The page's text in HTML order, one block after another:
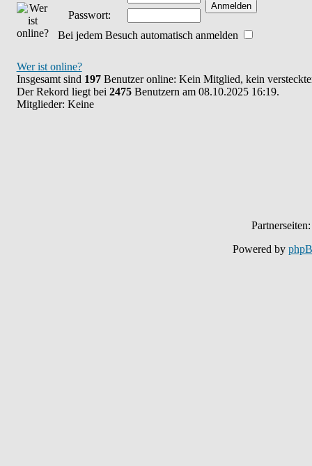
Passwort:
Bei jedem Besuch automatisch anmelden
Wer ist online?
Insgesamt sind 197Benutzer online: Kein Mitglied, kein
Der Rekord liegt bei 2475Benutzern am 08.10.2025 16:19.
Mitglieder: Keine
Powered by